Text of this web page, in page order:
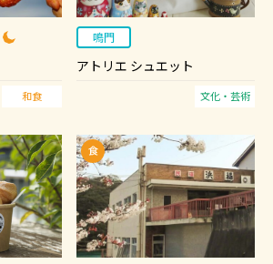
和食
鳴門
アトリエ シュエット
文化・芸術